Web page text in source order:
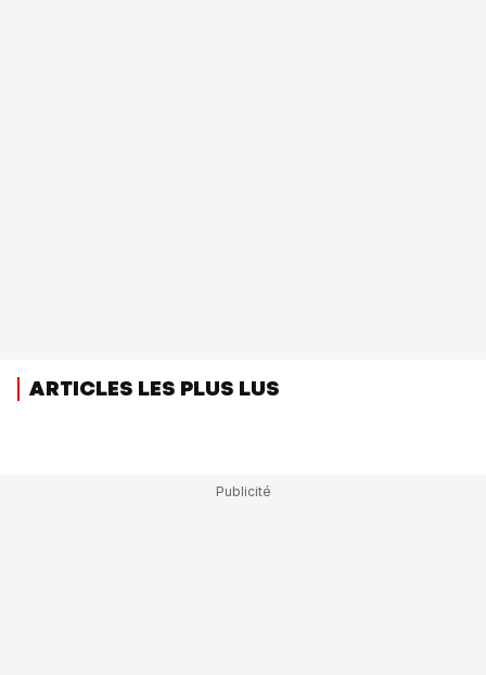
ARTICLES LES PLUS LUS